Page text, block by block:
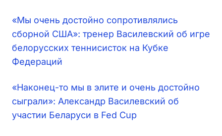
«Мы очень достойно сопротивлялись
сборной США»: тренер Василевский об игре
белорусских теннисисток на Кубке
Федераций
«Наконец-то мы в элите и очень достойно
сыграли»: Александр Василевский об
участии Беларуси в Fed Cup